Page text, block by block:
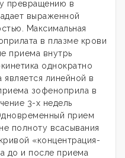
превращению в
выраженной
Максимальная
в плазме крови
приема внутрь
однократно
линейной в
зофеноприла в
3-х недель
прием
полноту всасывания
«концентрация-
до и после приема